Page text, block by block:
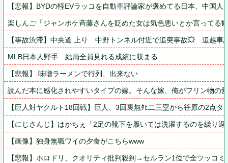
【悲報】BYDの軽EVラッコを自動車評論家が褒めてる日本、中国
楽しんご「ジャンポケ斉藤さんを貶めた女は気色悪いとか言ってる
【事故渋滞】中央道 上り　中野トンネル付近で追突事故💥　追越
MLB日本人野手　結局全員見れる成績に収まる
【悲報】 味噌ラーメンで行列、出来ない
読んだ本に感化されやすいタイプの嫁。そんな嫁、俺がフリン物の
【巨人対ヤクルト18回戦】巨人、3回裏無ﾀﾋ二三塁から笹原の2点
【にじさんじ】はかちぇ「2足の靴下を履いては洗濯するのを繰り
【画像】独身無職ワイの夕食がこちらwww
【悲報】ホロドリ、クオリティ批判殺到→セルラン1位で全ツッコミ